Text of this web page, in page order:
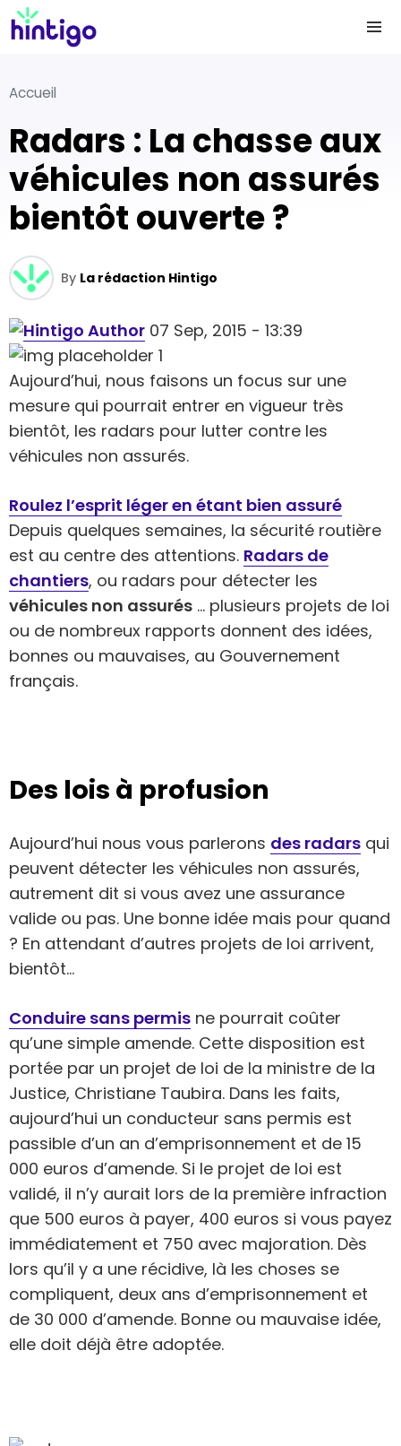
Accueil
Radars : La chasse aux
véhicules non assurés
bientôt ouverte ?
By La rédaction Hintigo
07 Sep, 2015 - 13:39
Aujourd’hui, nous faisons un focus sur une
mesure qui pourrait entrer en vigueur très
bientôt, les radars pour lutter contre les
véhicules non assurés.
Roulez l’esprit léger en étant bien assuré
Depuis quelques semaines, la sécurité routière
est au centre des attentions. Radars de
chantiers, ou radars pour détecter les
véhicules non assurés … plusieurs projets de loi
ou de nombreux rapports donnent des idées,
bonnes ou mauvaises, au Gouvernement
français.
Des lois à profusion
Aujourd’hui nous vous parlerons des radars qui
peuvent détecter les véhicules non assurés,
autrement dit si vous avez une assurance
valide ou pas. Une bonne idée mais pour quand
? En attendant d’autres projets de loi arrivent,
bientôt…
Conduire sans permis ne pourrait coûter
qu’une simple amende. Cette disposition est
portée par un projet de loi de la ministre de la
Justice, Christiane Taubira. Dans les faits,
aujourd’hui un conducteur sans permis est
passible d’un an d’emprisonnement et de 15
000 euros d’amende. Si le projet de loi est
validé, il n’y aurait lors de la première infraction
que 500 euros à payer, 400 euros si vous payez
immédiatement et 750 avec majoration. Dès
lors qu’il y a une récidive, là les choses se
compliquent, deux ans d’emprisonnement et
de 30 000 d’amende. Bonne ou mauvaise idée,
elle doit déjà être adoptée.